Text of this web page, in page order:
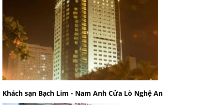
Khách sạn Bạch Lim - Nam Anh Cửa Lò Nghệ An